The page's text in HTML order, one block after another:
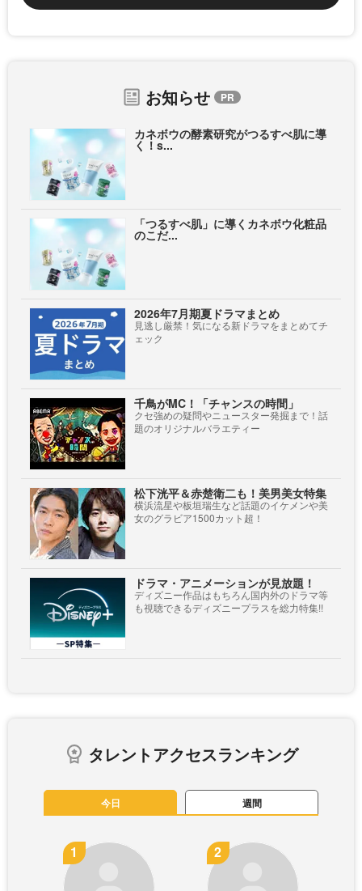
お知らせ
カネボウの酵素研究がつるすべ肌に導
く！s...
「つるすべ肌」に導くカネボウ化粧品
のこだ...
2026年7月期夏ドラマまとめ
見逃し厳禁！気になる新ドラマをまとめてチ
ェック
千鳥がMC！「チャンスの時間」
クセ強めの疑問やニュースター発掘まで！話
題のオリジナルバラエティー
松下洸平＆赤楚衛二も！美男美女特集
横浜流星や板垣瑞生など話題のイケメンや美
女のグラビア1500カット超！
ドラマ・アニメーションが見放題！
ディズニー作品はもちろん国内外のドラマ等
も視聴できるディズニープラスを総力特集!!
タレントアクセスランキング
今日 週間